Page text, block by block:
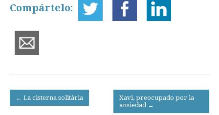
Compártelo:
Post
← La cisterna solitària
Xavi, preocupado por la
ansiedad →